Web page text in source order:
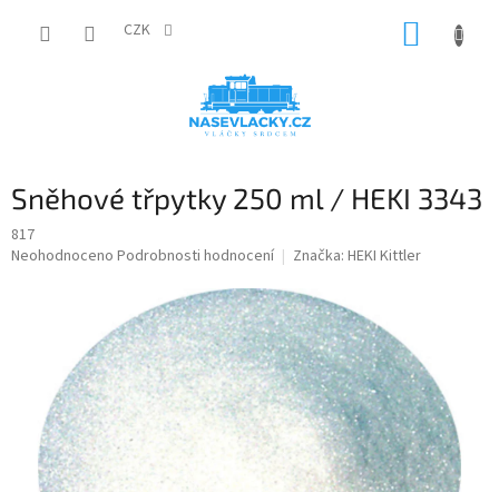
CZK
Sněhové třpytky 250 ml / HEKI 3343
817
Průměrné
hvězdiček.
Neohodnoceno Podrobnosti hodnocení Značka: HEKI Kittler